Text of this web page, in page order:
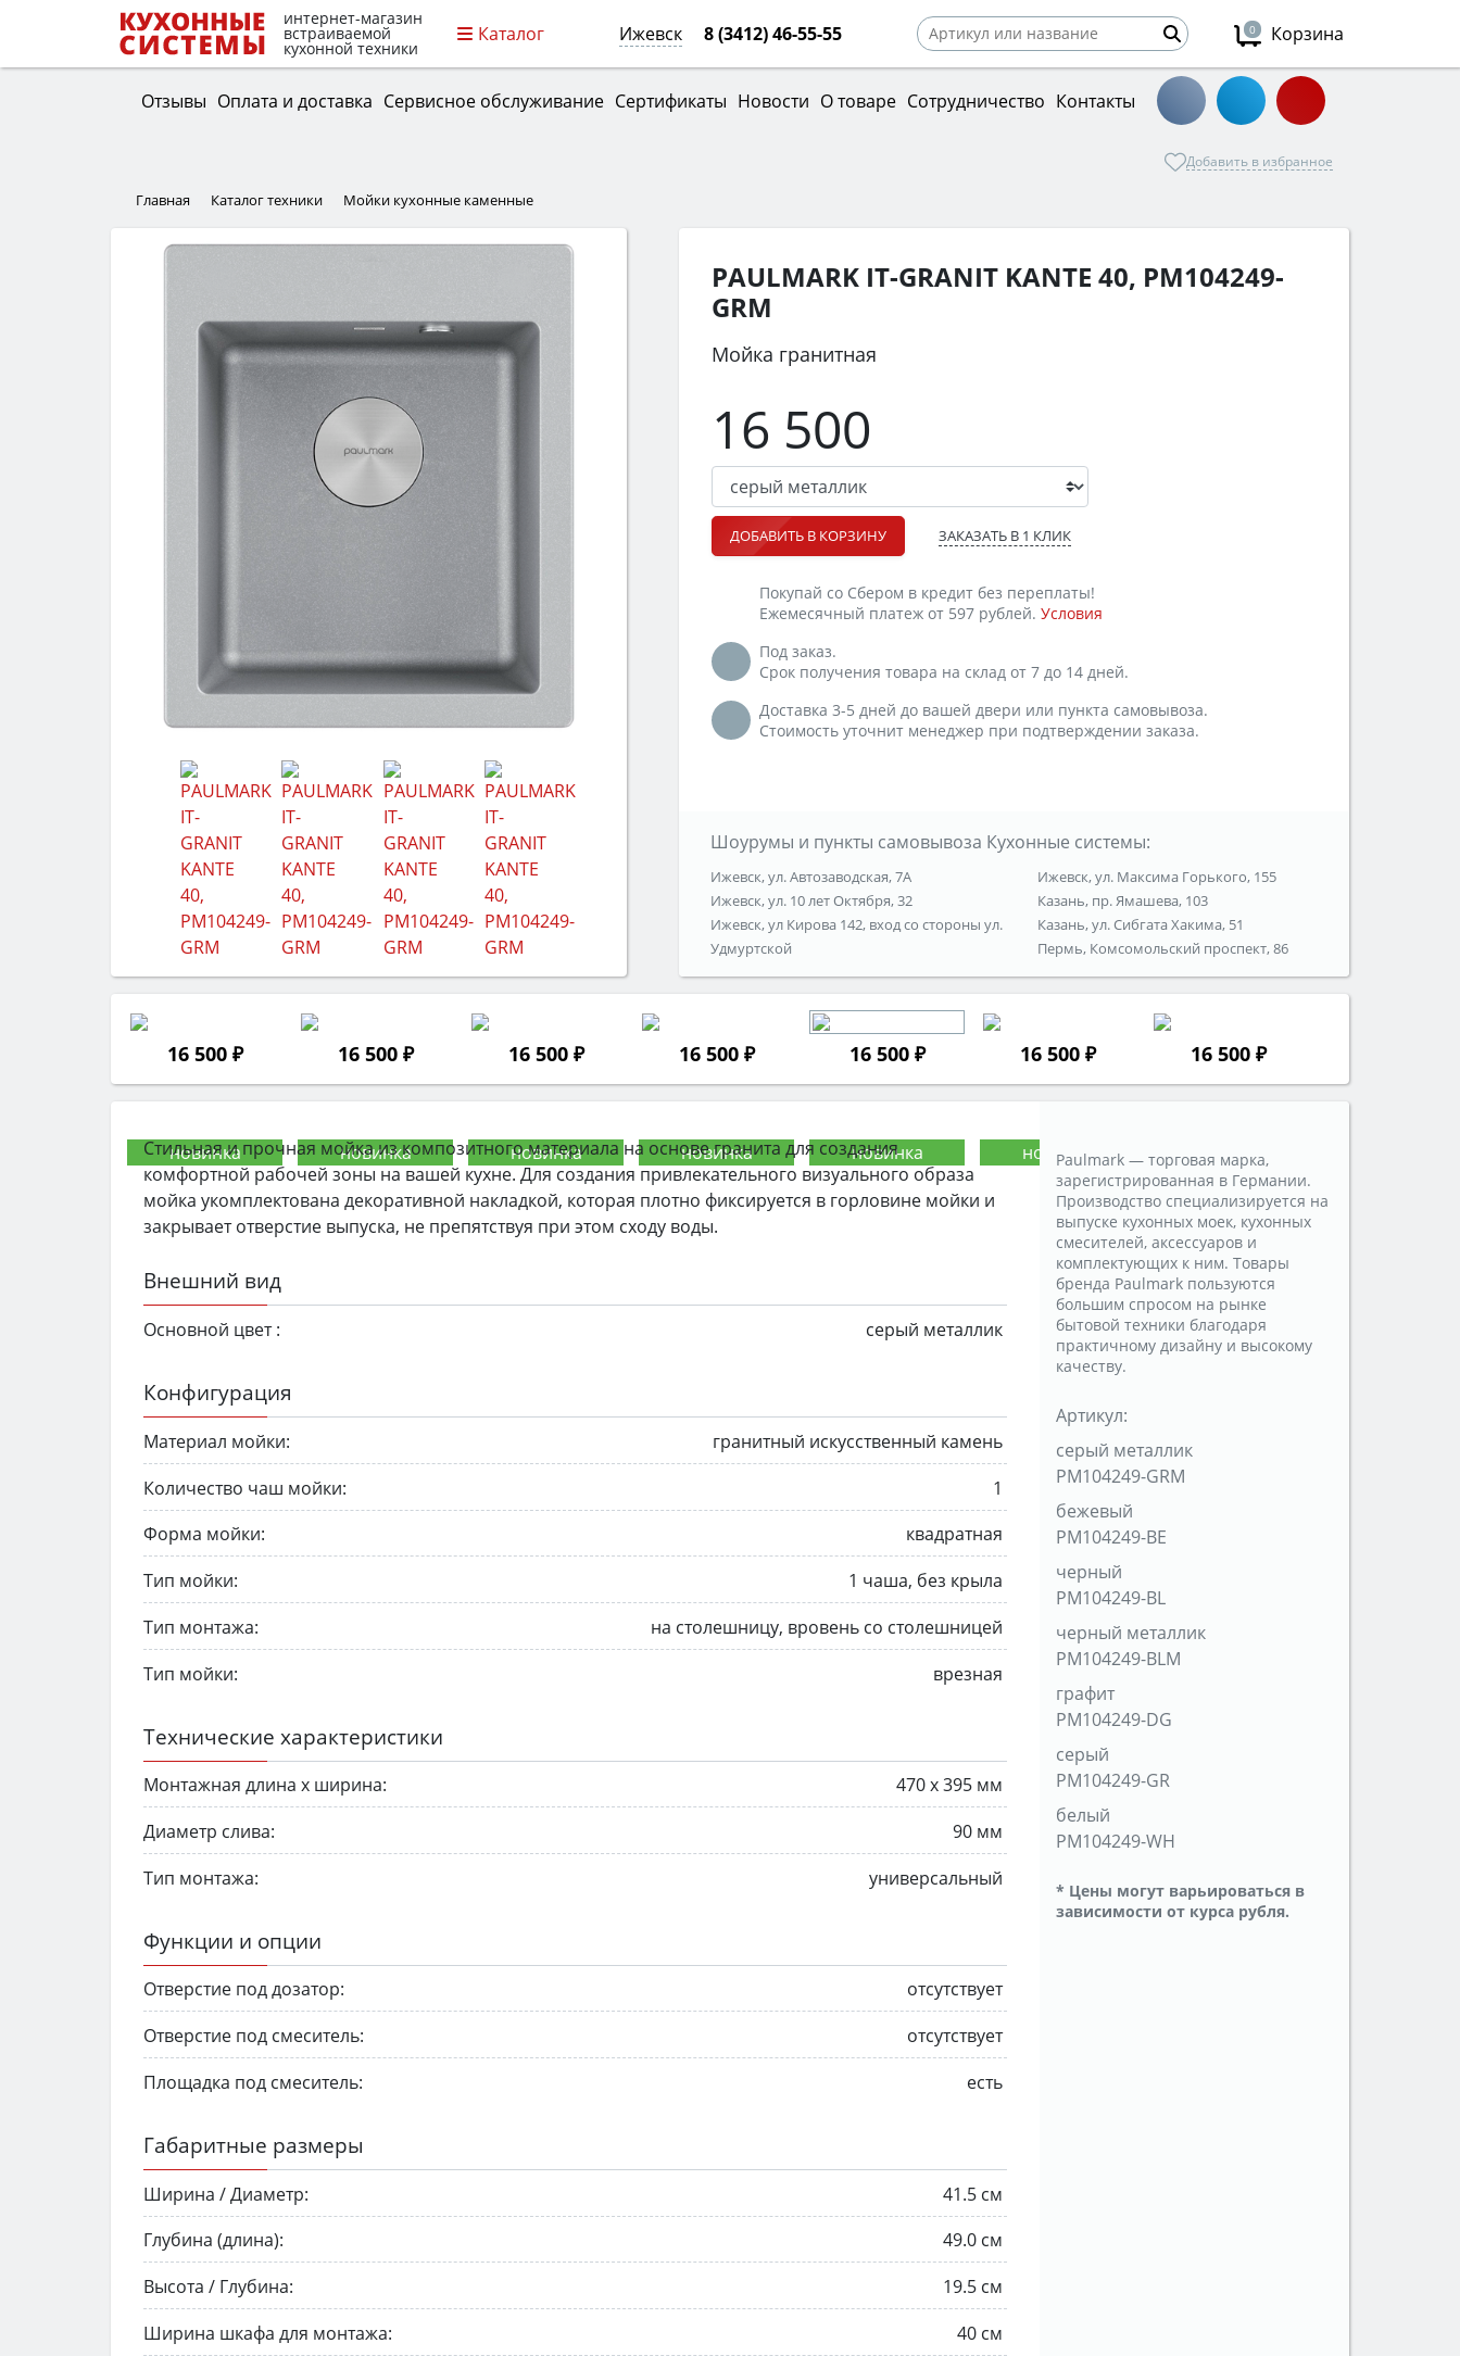
интернет-магазин
встраиваемой
кухонной техники
Каталог Ижевск 8 (3412) 46-55-55 0 Корзина
Отзывы Оплата и доставка Сервисное обслуживание Сертификаты Новости О товаре Сотрудничество Контакты
Добавить в избранное
Главная Каталог техники Мойки кухонные каменные
16 500 ₽ 16 500 ₽ 16 500 ₽ 16 500 ₽ 16 500 ₽ 16 500 ₽ 16 500 ₽
PAULMARK IT-GRANIT KANTE 40, PM104249-
GRM
Мойка гранитная
16 500
ДОБАВИТЬ В КОРЗИНУ ЗАКАЗАТЬ В 1 КЛИК
Покупай со Сбером в кредит без переплаты!
Ежемесячный платеж от 597 рублей. Условия
Под заказ.
Срок получения товара на склад от 7 до 14 дней.
Доставка 3-5 дней до вашей двери или пункта самовывоза.
Стоимость уточнит менеджер при подтверждении заказа.
Шоурумы и пункты самовывоза Кухонные системы:
Ижевск, ул. Автозаводская, 7А
Ижевск, ул. 10 лет Октября, 32
Ижевск, ул Кирова 142, вход со стороны ул.
Удмуртской
Ижевск, ул. Максима Горького, 155
Казань, пр. Ямашева, 103
Казань, ул. Сибгата Хакима, 51
Пермь, Комсомольский проспект, 86
Стильная и прочная мойка из композитного материала на основе гранита для создания
комфортной рабочей зоны на вашей кухне. Для создания привлекательного визуального образа
мойка укомплектована декоративной накладкой, которая плотно фиксируется в горловине мойки и
закрывает отверстие выпуска, не препятствуя при этом сходу воды.
Внешний вид
Основной цвет : серый металлик
Конфигурация
Материал мойки:
гранитный искусственный камень
Количество чаш мойки:
1
Форма мойки:
квадратная
Тип мойки:
1 чаша, без крыла
Тип монтажа:
на столешницу, вровень со столешницей
Тип мойки:
врезная
Технические характеристики
Монтажная длина х ширина:
470 х 395 мм
Диаметр слива:
90 мм
Тип монтажа:
универсальный
Функции и опции
Отверстие под дозатор:
отсутствует
Отверстие под смеситель:
отсутствует
Площадка под смеситель:
есть
Габаритные размеры
Ширина / Диаметр:
41.5 см
Глубина (длина):
49.0 см
Высота / Глубина:
19.5 см
Ширина шкафа для монтажа:
40 см
Paulmark — торговая марка,
зарегистрированная в Германии.
Производство специализируется на
выпуске кухонных моек, кухонных
смесителей, аксессуаров и
комплектующих к ним. Товары
бренда Paulmark пользуются
большим спросом на рынке
бытовой техники благодаря
практичному дизайну и высокому
качеству.
Артикул:
серый металлик
PM104249-GRM
бежевый
PM104249-BE
черный
PM104249-BL
черный металлик
PM104249-BLM
графит
PM104249-DG
серый
PM104249-GR
белый
PM104249-WH
* Цены могут варьироваться в
зависимости от курса рубля.